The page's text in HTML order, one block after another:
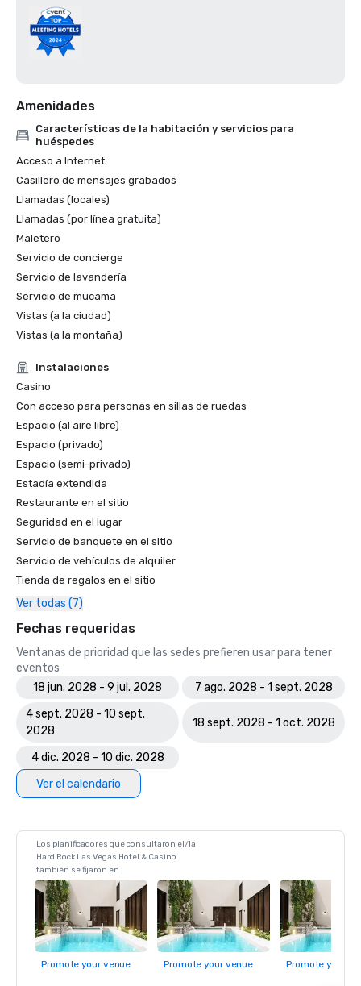
Amenidades
Características de la habitación y servicios para
huéspedes
Acceso a Internet
Casillero de mensajes grabados
Llamadas (locales)
Llamadas (por línea gratuita)
Maletero
Servicio de concierge
Servicio de lavandería
Servicio de mucama
Vistas (a la ciudad)
Vistas (a la montaña)
Instalaciones
Casino
Con acceso para personas en sillas de ruedas
Espacio (al aire libre)
Espacio (privado)
Espacio (semi-privado)
Estadía extendida
Restaurante en el sitio
Seguridad en el lugar
Servicio de banquete en el sitio
Servicio de vehículos de alquiler
Tienda de regalos en el sitio
Ver todas (7)
Fechas requeridas
Ventanas de prioridad que las sedes prefieren usar para tener
eventos
18 jun. 2028 - 9 jul. 2028
7 ago. 2028 - 1 sept. 2028
4 sept. 2028 - 10 sept.
2028
18 sept. 2028 - 1 oct. 2028
4 dic. 2028 - 10 dic. 2028
Ver el calendario
Los planificadores que consultaron el/la
Hard Rock Las Vegas Hotel & Casino
también se fijaron en
Promote your venue Promote your venue Promote your